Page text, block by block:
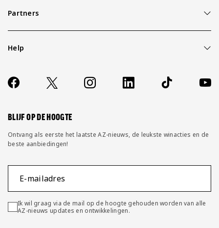
Partners
Help
Contact
FAQ
Socials
https://www.facebook.com/AZAlkmaar
X Instagram LinkedIn TikTok
BLIJF OP DE HOOGTE
Ontvang als eerste het laatste AZ-nieuws, de leukste winacties en de
beste aanbiedingen!
E-mailadres
Ik wil graag via de mail op de hoogte gehouden worden van alle
AZ-nieuws updates en ontwikkelingen.